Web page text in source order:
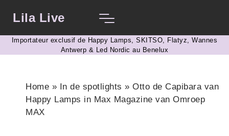
Lila Live
Importateur exclusif de Happy Lamps, SKITSO, Flatyz, Wannes
Antwerp & Led Nordic au Benelux
Home » In de spotlights » Otto de Capibara van
Happy Lamps in Max Magazine van Omroep
MAX